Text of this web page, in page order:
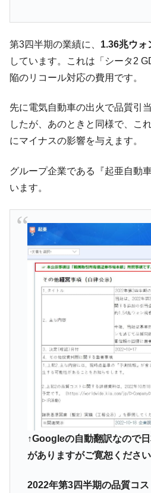
『Money1』
韓国政府「2035年
ータセンター整備」⇒ だから無理
ほぼ終わった」
『Money1』
韓国『国民年金公
『Money1』
韓国政府「ニセＫ-
ャンペーン」⇒ あの名物教授も登
『Money1』
韓国「橋が落ちま
ぎ」では。
営業利益80.2％も減少
『Money1』
米国下院「韓国の
にぶん殴る法案」提出！⇒ クー
する差別。許してはおかぬ
『Money1』
韓国ボンクラ政策
他人事のような発言。
韓国半導体『SK
業績「史上最高益」当期純利益は
『Money1』
韓国･加徳島新国
機 ⇒ 10.7兆では損が出るからで
日(水)もサイドカー・サーキット
『Money1』
IT産業は人を雇用
半分未満しか雇用を生まない
Fact1
日本の誇る海洋資源調査
Fact1
夏の甲子園、優勝校を最
第3四半期の業績に、 1.36兆ウォ
しています。これは「シータ2
陥のリコール対応の費用です。
先に電気自動車の出火で品質引
したが、あのときと同様で、こ
にマイナスの影響を与えます。
グループ企業である『起亜自動
います。
↑Googleの自動翻訳なので
がありますがご寛恕ください
2022年第3四半期の品質コス